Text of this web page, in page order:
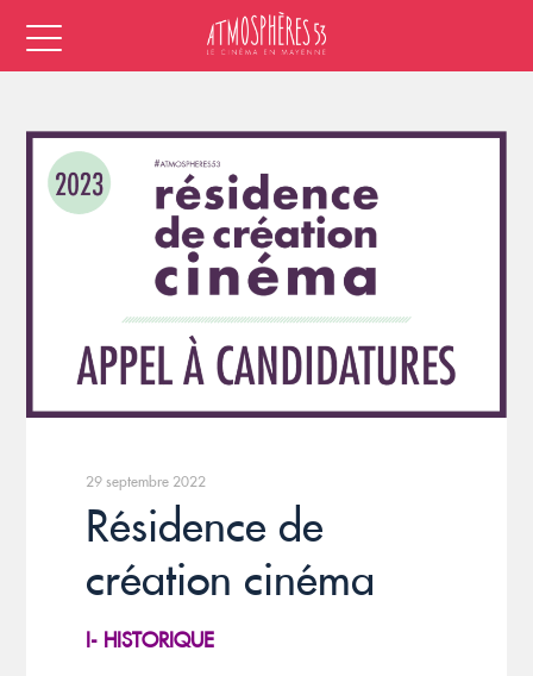
29 septembre 2022
Résidence de
création cinéma
I- HISTORIQUE